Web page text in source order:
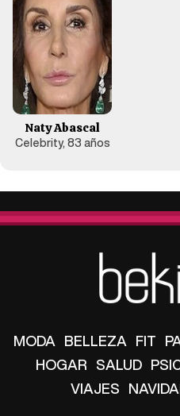
Naty Abascal
Celebrity, 83 años
MODA BELLEZA FIT
HOGAR SALUD
VIAJES